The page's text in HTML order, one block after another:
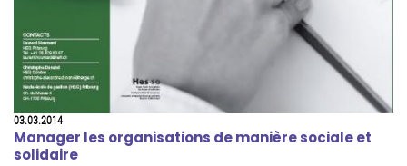
03.03.2014
Manager les organisations de manière sociale et
solidaire